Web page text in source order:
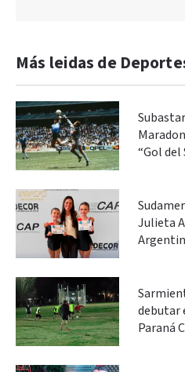
Más leidas de
“Gol del
Julieta
debutar
Paraná